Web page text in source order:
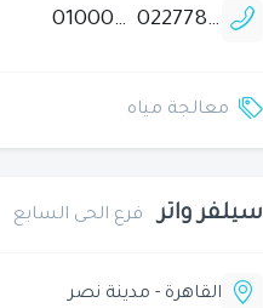
0227788367
01000410602
معالجة مياه
سيلفر واتر فرع الحى السابع
القاهرة - مدينة نصر